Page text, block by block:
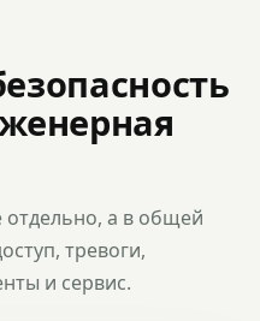
отдельно, а в общей
тревоги,
и сервис.